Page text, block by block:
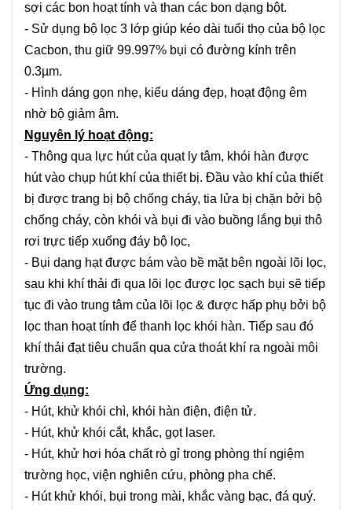
sợi các bon hoạt tính và than các bon dạng bột.
- Sử dụng bộ lọc 3 lớp giúp kéo dài tuổi thọ của bộ lọc
Cacbon, thu giữ 99.997% bụi có đường kính trên
0.3µm.
- Hình dáng gọn nhẹ, kiểu dáng đẹp, hoạt động êm
nhờ bộ giảm âm.
Nguyên lý hoạt động:
- Thông qua lực hút của quạt ly tâm, khói hàn được
hút vào chụp hút khí của thiết bị. Đầu vào khí của thiết
bị được trang bị bộ chống cháy, tia lửa bị chặn bởi bộ
chống cháy, còn khói và bụi đi vào buồng lắng bụi thô
rơi trực tiếp xuống đáy bộ lọc,
- Bụi dạng hạt được bám vào bề mặt bên ngoài lõi lọc,
sau khi khí thải đi qua lõi lọc được lọc sạch bụi sẽ tiếp
tục đi vào trung tâm của lõi lọc & được hấp phụ bởi bộ
lọc than hoạt tính để thanh lọc khói hàn. Tiếp sau đó
khí thải đạt tiêu chuẩn qua cửa thoát khí ra ngoài môi
trường.
Ứng dụng:
- Hút, khử khói chì, khói hàn điện, điện tử.
- Hút, khử khói cắt, khắc, gọt laser.
- Hút, khử hơi hóa chất rò gỉ trong phòng thí ngiệm
trường học, viện nghiên cứu, phòng pha chế.
- Hút khử khói, bụi trong mài, khắc vàng bạc, đá quý.